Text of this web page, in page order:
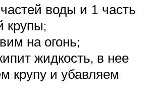
воды и 1 часть
крупы;
на огонь;
жидкость, в нее
крупу и убавляем